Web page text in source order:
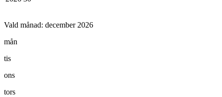
Vald månad: december 2026
mån
tis
ons
tors